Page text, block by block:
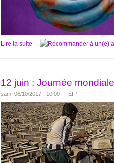
Lire la suite
12 juin : Journée
sam, 06/10/2017 - 10:00 — EIP